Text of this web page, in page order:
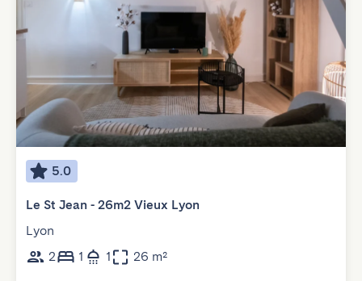
5.0
Le St Jean - 26m2 Vieux Lyon
Lyon
2
1 1 26 m²